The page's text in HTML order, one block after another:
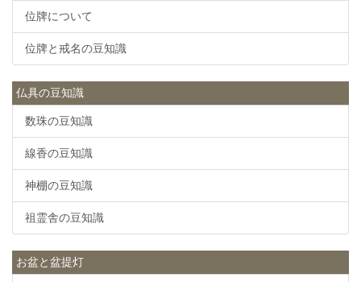
位牌について
位牌と戒名の豆知識
仏具の豆知識
数珠の豆知識
線香の豆知識
神棚の豆知識
祖霊舎の豆知識
お盆と盆提灯